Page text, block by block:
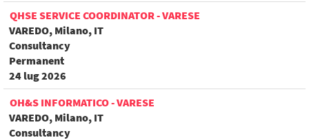
QHSE SERVICE COORDINATOR - VARESE
VAREDO, Milano, IT
Consultancy
Permanent
24 lug 2026
OH&S INFORMATICO - VARESE
VAREDO, Milano, IT
Consultancy